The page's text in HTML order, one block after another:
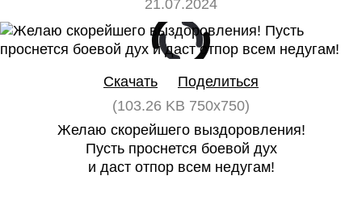
21.07.2024
0 0
Скачать
Поделиться
(103.26 KB 750x750)
Желаю скорейшего выздоровления!
Пусть проснется боевой дух
и даст отпор всем недугам!